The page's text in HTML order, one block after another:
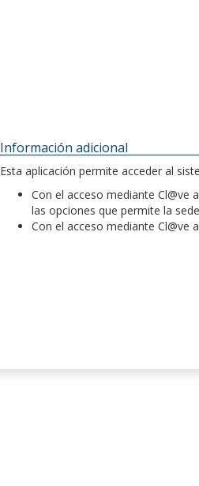
Información adicional
Esta aplicación permite acceder al
Con el acceso mediante
las opciones que permite la
Con el acceso mediante Cl@ve